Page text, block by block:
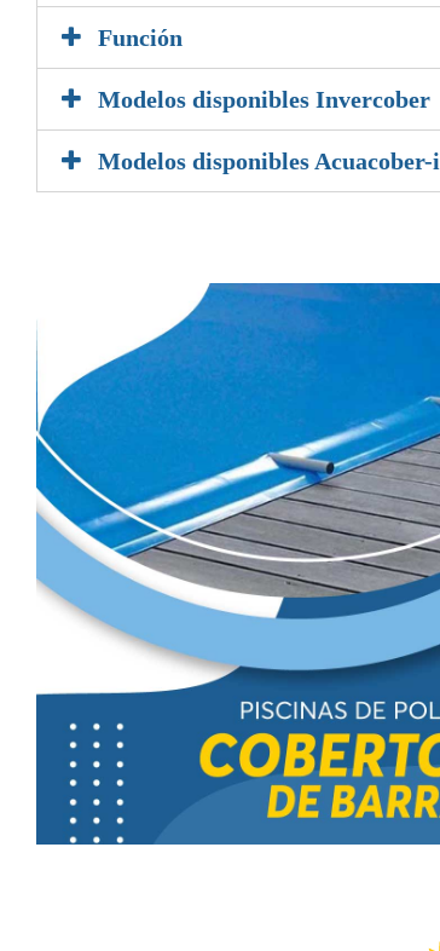
Función
Modelos disponibles Invercober
Modelos disponibles Acuacober-i